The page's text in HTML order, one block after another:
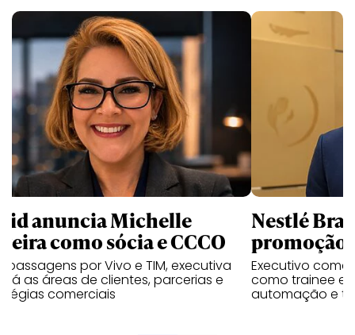
anuncia Michelle
como sócia e CCCO
passagens por Vivo e TIM, executiva
as áreas de clientes, parcerias e
comerciais
Nestlé
promoção
Executivo
como trainee e
automação e